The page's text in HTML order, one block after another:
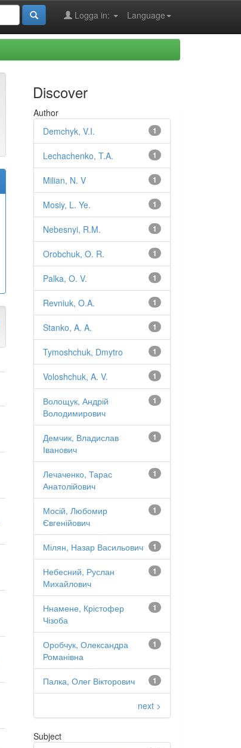
Language
Logga in:
Discover
Author
1
Demchyk, V.I.
1
Lechachenko, T.A.
1
Milian, N. V
1
Mosiy, L. Ye.
1
Nebesnyi, R.M.
1
Orobchuk, O. R.
1
Palka, O. V.
1
Revniuk, O.A.
1
Stanko, A. A.
1
Tymoshchuk, Dmytro
1
Voloshchuk, A. V.
1
Волощук, Андрій
Володимирович
1
Демчик, Владислав
Іванович
1
Лечаченко, Тарас
Анатолійович
1
Мосій, Любомир
Євгенійович
1
Мілян, Назар Васильович
1
Небесний, Руслан
Михайлович
1
Ннамене, Крістофер
Чізоба
1
Оробчук, Олександра
Романівна
1
Палка, Олег Вікторович
next >
Subject